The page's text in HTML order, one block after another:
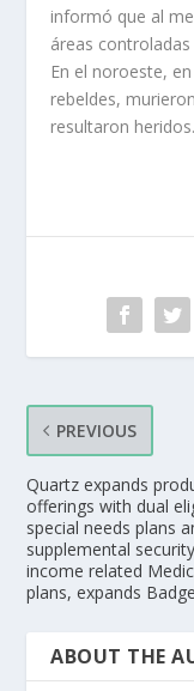
informó que al
áreas
En el noroeste,
rebeldes,
resultaron heridos.
PREVIOUS
Quartz expands
offerings with dual
special needs plans
supplemental security
income related
plans, expands
ABOUT THE